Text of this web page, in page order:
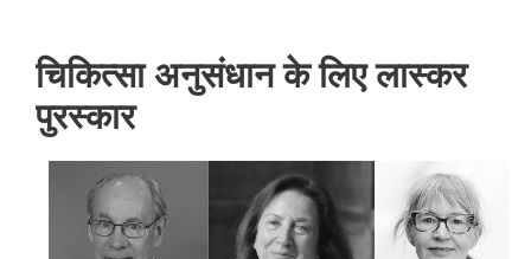
चिकित्सा अनुसंधान के लिए लास्कर
पुरस्कार